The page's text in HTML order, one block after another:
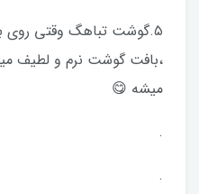
۵.گوشت تباهگ وقتی روی
،بافت گوشت نرم و لطیف
میشه 😋
.
.